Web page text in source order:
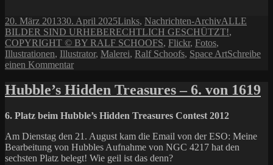
Veröffentlicht
am
20. März 201330. April 2025Kategorien
Links, Nachrichten-ArchivSchlagwörter
ALLE
BILDER SIND URHEBERECHTLICH GESCHÜTZT!,
COPYRIGHT © BY RALF SCHOOFS, Flickr, Fotos,
Illustrationen, Illustrator, Malerei, Ralf Schoofs, Space ArtSchreibe
einen Kommentarzu
Schoofs
auf
Hubble’s Hidden Treasures – 6. von 1619
6. Platz beim Hubble’s Hidden Treasures Contest 2012
Am Dienstag den 21. August kam die Email von der ESO: Meine
Bearbeitung von Hubbles Aufnahme von NGC 4217 hat den
sechsten Platz belegt! Wie geil ist das denn?